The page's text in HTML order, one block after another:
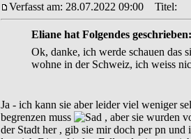
Verfasst am: 28.07.2022 09:00 Titel:
Eliane hat Folgendes
Ok, danke, ich werde schauen das
wohne in der Schweiz, ich weiss
Ja - ich kann sie aber leider viel weniger
begrenzen muss
, aber sie wurden
der Stadt her , gib sie mir doch per pn und